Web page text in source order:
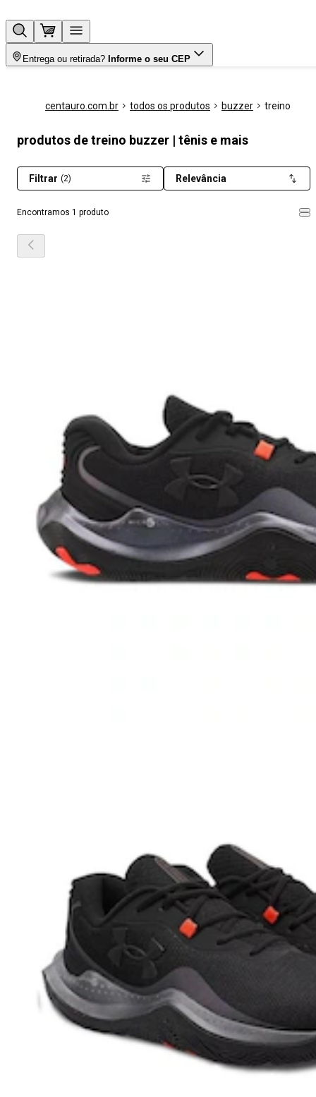
Entrega ou retirada? Informe o seu CEP
centauro.com.br todos os produtos buzzer treino
produtos de treino buzzer | tênis e mais
Encontramos 1 produto
Filtrar (2) Relevância